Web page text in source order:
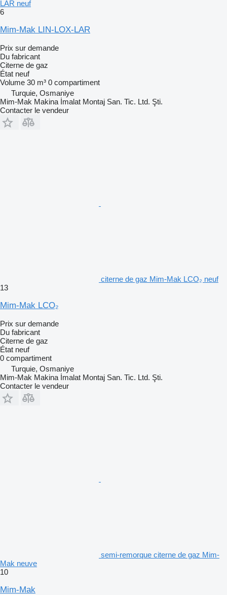
LAR neuf
6
Mim-Mak LIN-LOX-LAR
Prix sur demande
Du fabricant
Citerne de gaz
État neuf
Volume 30 m³ 0 compartiment
Turquie, Osmaniye
Mim-Mak Makina İmalat Montaj San. Tic. Ltd. Şti.
Contacter le vendeur
citerne de gaz Mim-Mak LCO₂ neuf
13
Mim-Mak LCO₂
Prix sur demande
Du fabricant
Citerne de gaz
État neuf
0 compartiment
Turquie, Osmaniye
Mim-Mak Makina İmalat Montaj San. Tic. Ltd. Şti.
Contacter le vendeur
semi-remorque citerne de gaz Mim-
Mak neuve
10
Mim-Mak